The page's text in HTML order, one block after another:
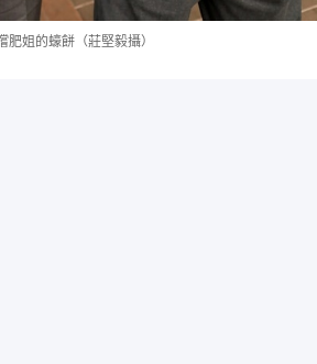
姐的蠔餅（莊堅毅攝）